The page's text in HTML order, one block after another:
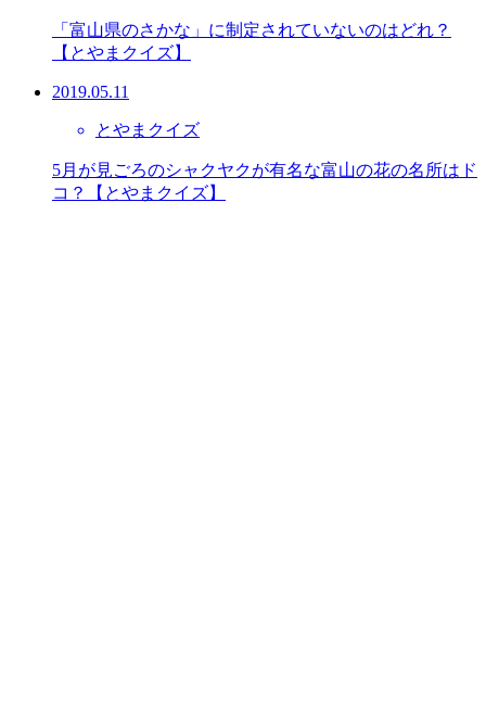
「富山県のさかな」に制定されていないのはどれ？
【とやまクイズ】
2019.05.11
とやまクイズ
5月が見ごろのシャクヤクが有名な富山の花の名所はド
コ？【とやまクイズ】